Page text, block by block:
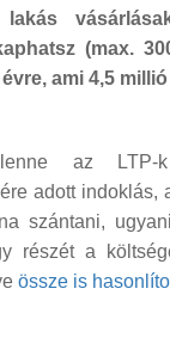
(max.
ami 4,5
az LTP-k
adott indoklás,
szántani,
részét a
össze is